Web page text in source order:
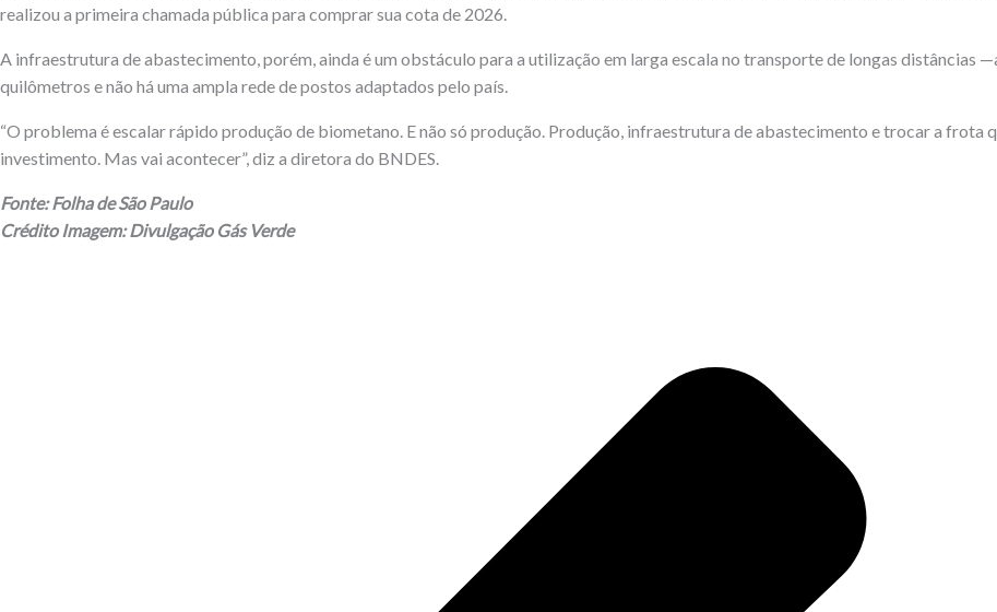
realizou a primeira chamada pública para comprar sua cota de 2026.
A infraestrutura de abastecimento, porém, ainda é um obstáculo para a utilização em larga escala no transporte de longas distâncias
quilômetros e não há uma ampla rede de postos adaptados pelo país.
“O problema é escalar rápido produção de biometano. E não só produção. Produção, infraestrutura de abastecimento e trocar a frota
investimento. Mas vai acontecer”, diz a diretora do BNDES.
Fonte: Folha de São Paulo
Crédito Imagem: Divulgação Gás Verde